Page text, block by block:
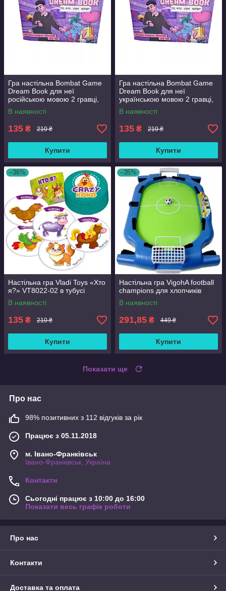
Гра настільна Bombat Game
Dream Book для неї
російською мовою 2 гравці,
18+ років (in028-hbr)
В наявності
135 ₴ 210 ₴
Купити
Гра настільна Bombat Game
Dream Book для неї
українською мовою 2 гравці,
18+ років (in029-hbr)
В наявності
135 ₴ 210 ₴
Купити
–36%
Настільна гра Vladi Toys «Хто
я?» VT8022-02 в тубусі
В наявності
135 ₴ 210 ₴
Купити
–35%
Настільна гра VigohA football
champions для хлопчиків
В наявності
291,85 ₴ 449 ₴
Купити
Показати ще
Про нас
98% позитивних з 112 відгуків за рік
Працює з 05.11.2018
м. Івано-Франківськ
Івано-Франківськ, Україна
Контакти
Сьогодні працює з 10:00 до 16:00
Показати весь графік роботи
Про нас
Контакти
Доставка та оплата